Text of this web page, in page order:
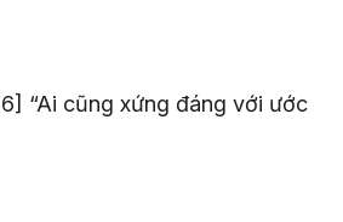
“Ai cũng xứng đáng với ước